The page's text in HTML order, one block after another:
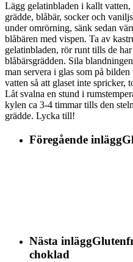
Lägg gelatinbladen i kallt
grädde, blåbär, socker och
under omrörning, sänk sedan
blåbären med vispen. Ta av
gelatinbladen, rör runt tills de
blåbärsgrädden. Sila
man servera i glas som på
vatten så att glaset inte spricker,
Låt svalna en stund i
kylen ca 3-4 timmar tills den
grädde. Lycka till!
Föregående inlägg
Nästa inlägg
choklad